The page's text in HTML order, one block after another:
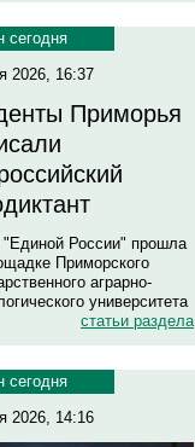
сегодня
2026, 16:37
Приморья
"Единой России" прошла
Приморского
аграрно-
университета
статьи раздела
сегодня
2026, 14:16